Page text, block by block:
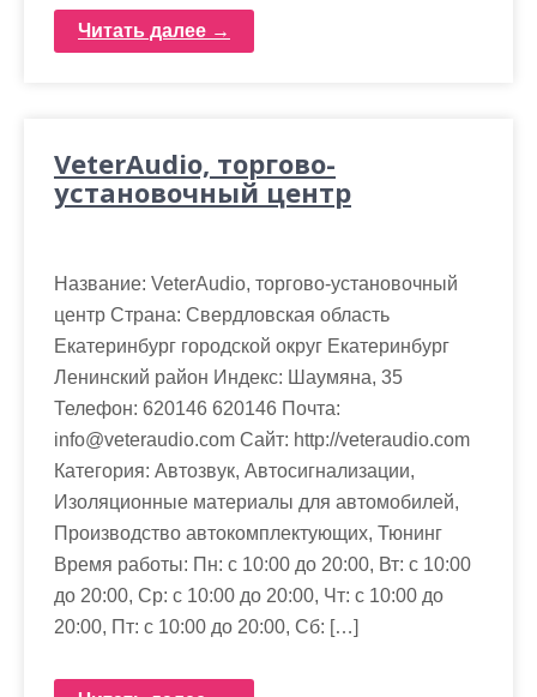
Читать далее →
VeterAudio, торгово-
установочный центр
Название: VeterAudio, торгово-установочный
центр Страна: Свердловская область
Екатеринбург городской округ Екатеринбург
Ленинский район Индекс: Шаумяна, 35
Телефон: 620146 620146 Почта:
info@veteraudio.com Cайт: http://veteraudio.com
Категория: Автозвук, Автосигнализации,
Изоляционные материалы для автомобилей,
Производство автокомплектующих, Тюнинг
Время работы: Пн: с 10:00 до 20:00, Вт: с 10:00
до 20:00, Ср: с 10:00 до 20:00, Чт: с 10:00 до
20:00, Пт: с 10:00 до 20:00, Сб: […]